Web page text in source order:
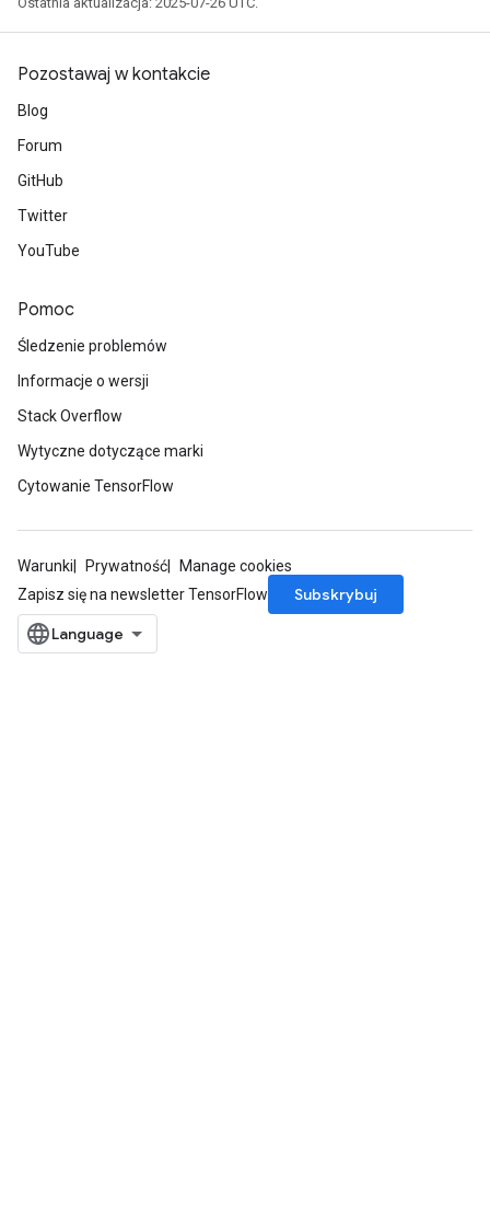
Pozostawaj w kontakcie
Blog
Forum
GitHub
Twitter
YouTube
Pomoc
Śledzenie problemów
Informacje o wersji
Stack Overflow
Wytyczne dotyczące marki
Cytowanie TensorFlow
Warunki Prywatność
Manage cookies
Zapisz się na newsletter TensorFlow
Subskrybuj